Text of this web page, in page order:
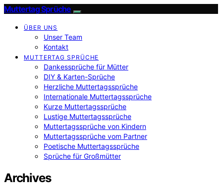
Muttertag Sprüche
ÜBER UNS
Unser Team
Kontakt
MUTTERTAG SPRÜCHE
Dankessprüche für Mütter
DIY & Karten-Sprüche
Herzliche Muttertagssprüche
Internationale Muttertagssprüche
Kurze Muttertagssprüche
Lustige Muttertagssprüche
Muttertagssprüche von Kindern
Muttertagssprüche vom Partner
Poetische Muttertagssprüche
Sprüche für Großmütter
Archives